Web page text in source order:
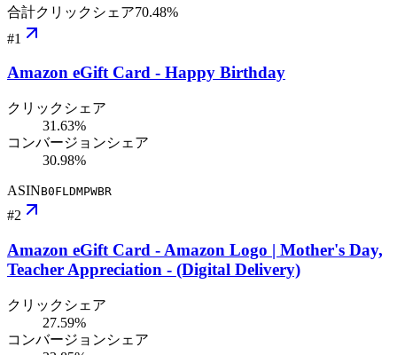
合計クリックシェア70.48%
#1
Amazon eGift Card - Happy Birthday
クリックシェア
31.63%
コンバージョンシェア
30.98%
ASINB0FLDMPWBR
#2
Amazon eGift Card - Amazon Logo | Mother's Day,
Teacher Appreciation - (Digital Delivery)
クリックシェア
27.59%
コンバージョンシェア